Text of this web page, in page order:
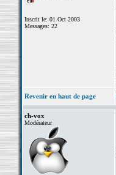
Inscrit le: 01 Oct 2003
Messages: 22
Revenir en haut de page
ch-vox
Modérateur